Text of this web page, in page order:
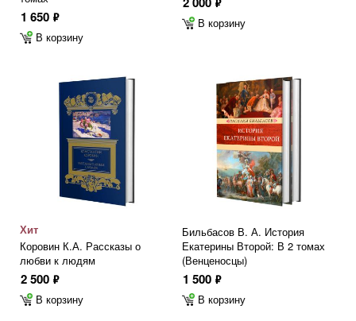
1 650 ф
В корзину
В корзину
Хит
Коровин К.А. Рассказы о
любви к людям
2 500 ф
В корзину
Бильбасов В. А. История
Екатерины Второй: В 2 томах
(Венценосцы)
1 500 ф
В корзину